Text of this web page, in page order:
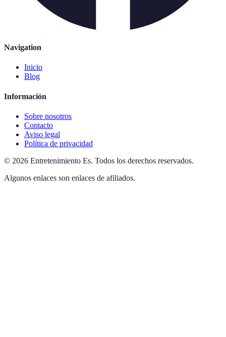
Navigation
Inicio
Blog
Información
Sobre nosotros
Contacto
Aviso legal
Política de privacidad
© 2026 Entretenimiento Es. Todos los derechos reservados.
Algunos enlaces son enlaces de afiliados.